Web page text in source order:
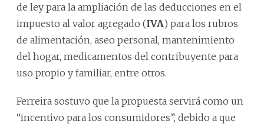
de ley para la ampliación de las deducciones en el
impuesto al valor agregado (IVA) para los rubros
de alimentación, aseo personal, mantenimiento
del hogar, medicamentos del contribuyente para
uso propio y familiar, entre otros.
Ferreira sostuvo que la propuesta servirá como un
“incentivo para los consumidores”, debido a que